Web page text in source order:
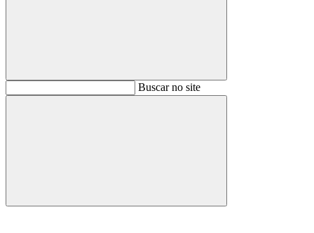
BuscarBuscar no site
Buscar